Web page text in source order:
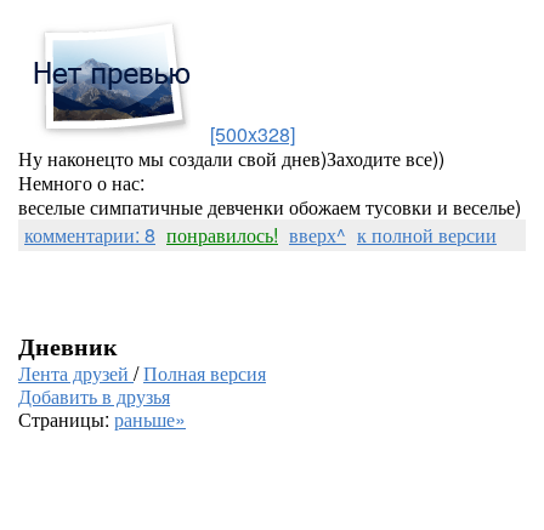
[500x328]
Ну наконецто мы создали свой днев)Заходите все))
Немного о нас:
веселые симпатичные девченки обожаем тусовки и веселье)
комментарии: 8 понравилось! вверх^ к полной версии
Дневник
Лента друзей /Полная версия
Добавить в друзья
Страницы: раньше»